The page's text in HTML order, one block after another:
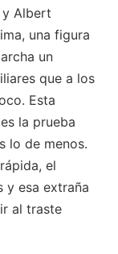
y Albert
una figura
un
que a los
Esta
la prueba
lo de menos.
el
y esa extraña
al traste